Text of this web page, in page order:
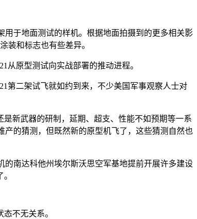
于地面测试的样机。根据地面拍摄到的更多相关影
装和标志也有些差异。
从原型测试向实战部署的推动进程。
第二架试飞就如约到来，不少美国军事观察人士对
新武器的研制，延期、超支、性能不如预期等一系
的猜测，但既然新的原型机飞了，这些猜测自然也
南达科他州埃尔斯沃思空军基地提前开展许多建设
不无关系。